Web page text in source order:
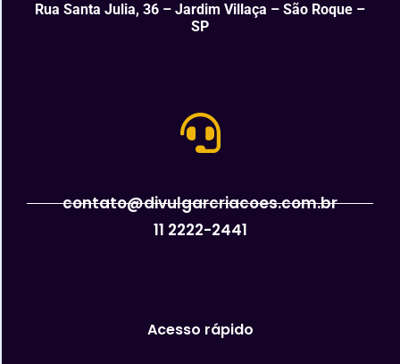
Rua Santa Julia, 36 – Jardim Villaça – São Roque –
SP
contato@divulgarcriacoes.com.br
11 2222-2441
Acesso rápido